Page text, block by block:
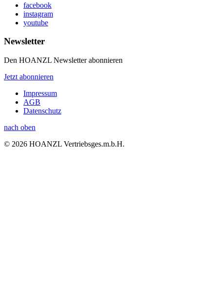
facebook
instagram
youtube
Newsletter
Den HOANZL Newsletter abonnieren
Jetzt abonnieren
Impressum
AGB
Datenschutz
nach oben
© 2026 HOANZL Vertriebsges.m.b.H.